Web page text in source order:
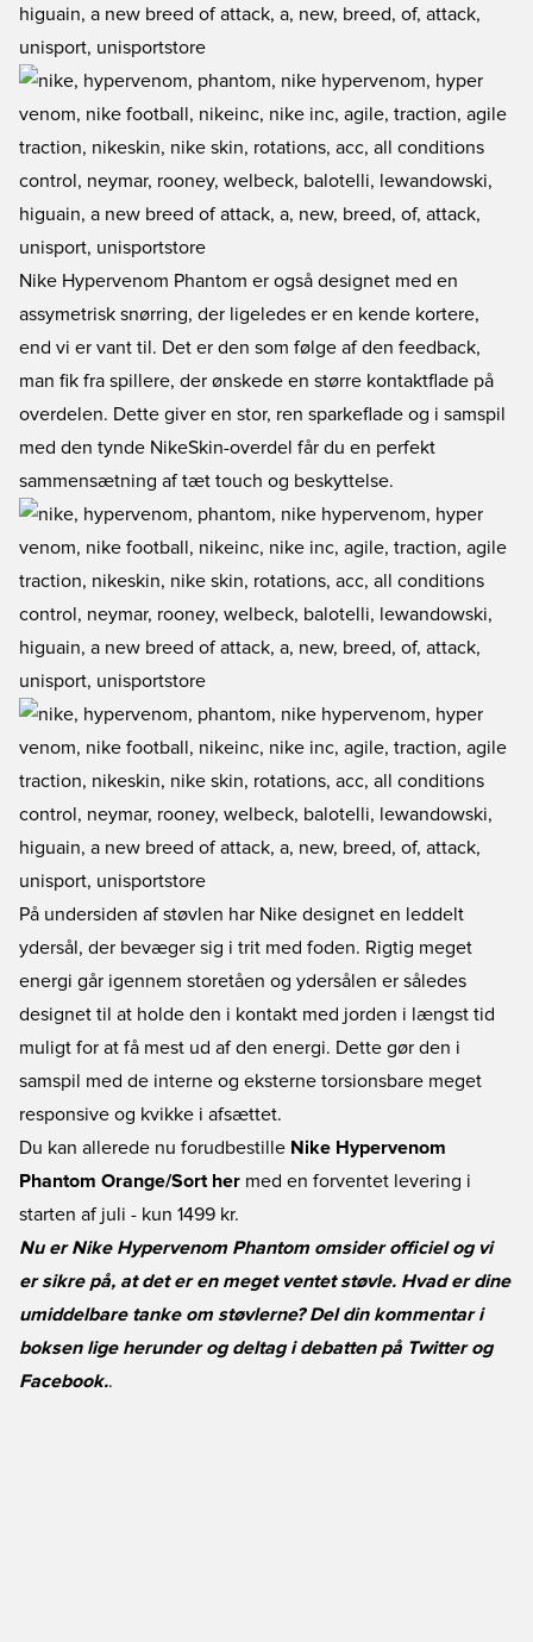
Nike Hypervenom Phantom er også designet med en
assymetrisk snørring, der ligeledes er en kende kortere,
end vi er vant til. Det er den som følge af den feedback,
man fik fra spillere, der ønskede en større kontaktflade på
overdelen. Dette giver en stor, ren sparkeflade og i samspil
med den tynde NikeSkin-overdel får du en perfekt
sammensætning af tæt touch og beskyttelse.
På undersiden af støvlen har Nike designet en leddelt
ydersål, der bevæger sig i trit med foden. Rigtig meget
energi går igennem storetåen og ydersålen er således
designet til at holde den i kontakt med jorden i længst tid
muligt for at få mest ud af den energi. Dette gør den i
samspil med de interne og eksterne torsionsbare meget
responsive og kvikke i afsættet.
Du kan allerede nu forudbestille Nike Hypervenom
Phantom Orange/Sort her med en forventet levering i
starten af juli - kun 1499 kr.
Nu er Nike Hypervenom Phantom omsider officiel og vi
er sikre på, at det er en meget ventet støvle. Hvad er dine
umiddelbare tanke om støvlerne? Del din kommentar i
boksen lige herunder og deltag i debatten på Twitterog
Facebook..